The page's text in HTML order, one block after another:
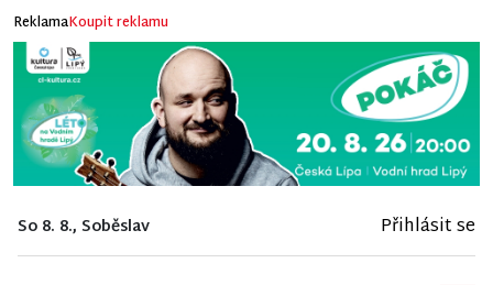
ReklamaKoupit reklamu
So 8. 8., Soběslav Přihlásit se